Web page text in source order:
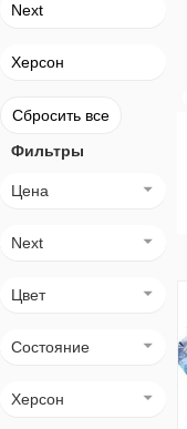
Next
Херсон
Сбросить все
Фильтры
Цена
Next
Цвет
Состояние
Херсон